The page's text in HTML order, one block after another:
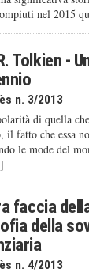
nel 2015
Tolkien -
n. 3/2013
di quella
il fatto che essa
le mode del
faccia
della
n. 4/2013